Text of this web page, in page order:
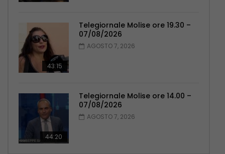
43:15
Telegiornale Molise ore 19.30 –
07/08/2026
AGOSTO 7, 2026
44:20
Telegiornale Molise ore 14.00 –
07/08/2026
AGOSTO 7, 2026